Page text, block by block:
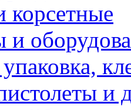
корсетные
и